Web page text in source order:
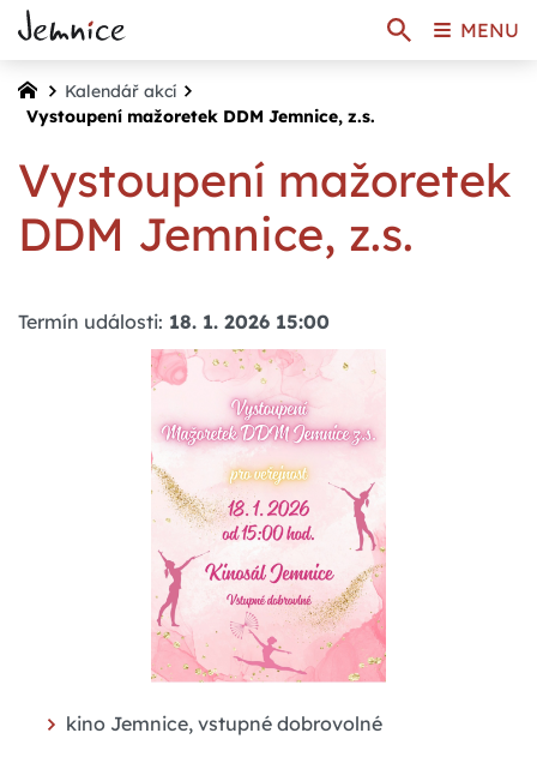
Kalendář akcí
Vystoupení mažoretek DDM Jemnice, z.s.
Vystoupení mažoretek
DDM Jemnice, z.s.
Termín události: 18. 1. 2026 15:00
kino Jemnice, vstupné dobrovolné
MENU